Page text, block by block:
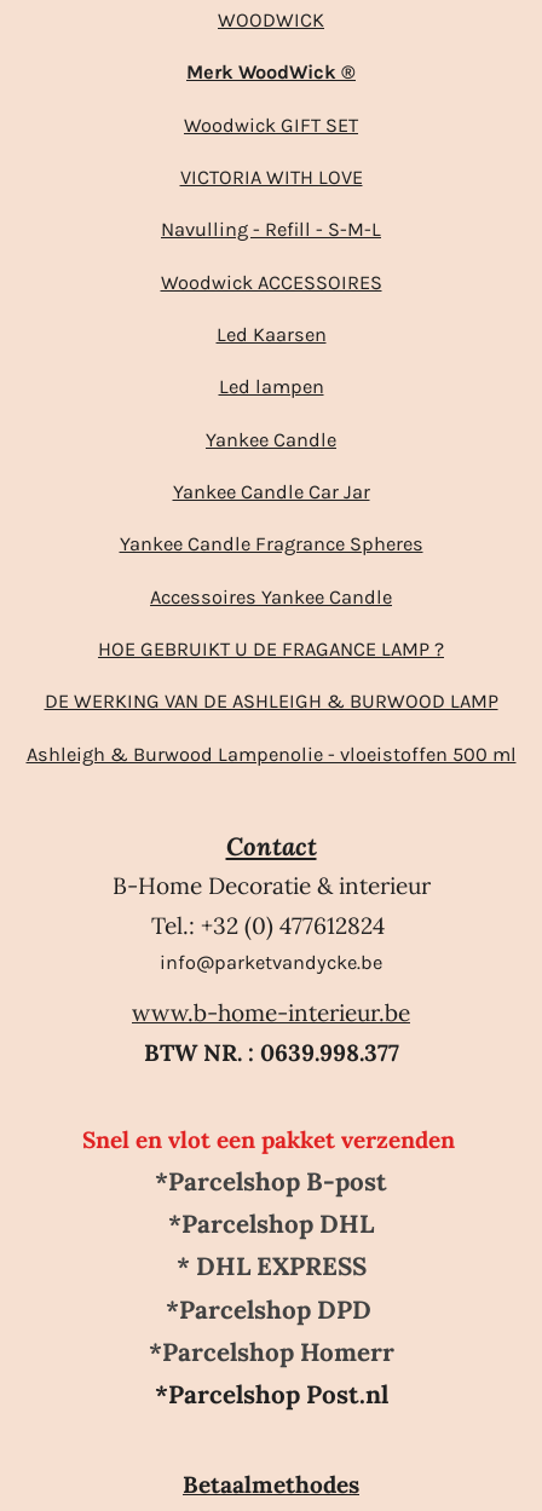
WOODWICK
Merk WoodWick ®
Woodwick GIFT SET
VICTORIA WITH LOVE
Navulling - Refill - S-M-L
Woodwick ACCESSOIRES
Led Kaarsen
Led lampen
Yankee Candle
Yankee Candle Car Jar
Yankee Candle Fragrance Spheres
Accessoires Yankee Candle
HOE GEBRUIKT U DE FRAGANCE LAMP ?
DE WERKING VAN DE ASHLEIGH & BURWOOD LAMP
Ashleigh & Burwood Lampenolie - vloeistoffen 500 ml
Contact
B-Home Decoratie & interieur
Tel.: +32 (0) 477612824
info@parketvandycke.be
www.b-home-interieur.be
BTW NR. : 0639.998.377
Snel en vlot een pakket verzenden
*Parcelshop B-post
*Parcelshop DHL
* DHL EXPRESS
*Parcelshop DPD
*Parcelshop Homerr
*Parcelshop Post.nl
Betaalmethodes